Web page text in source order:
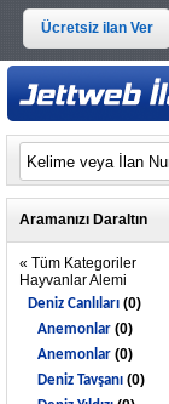
Ücretsiz ilan Ver
Aramanızı Daraltın
« Tüm Kategoriler
Hayvanlar Alemi
Deniz Canlıları (0)
Anemonlar (0)
Anemonlar (0)
Deniz Tavşanı (0)